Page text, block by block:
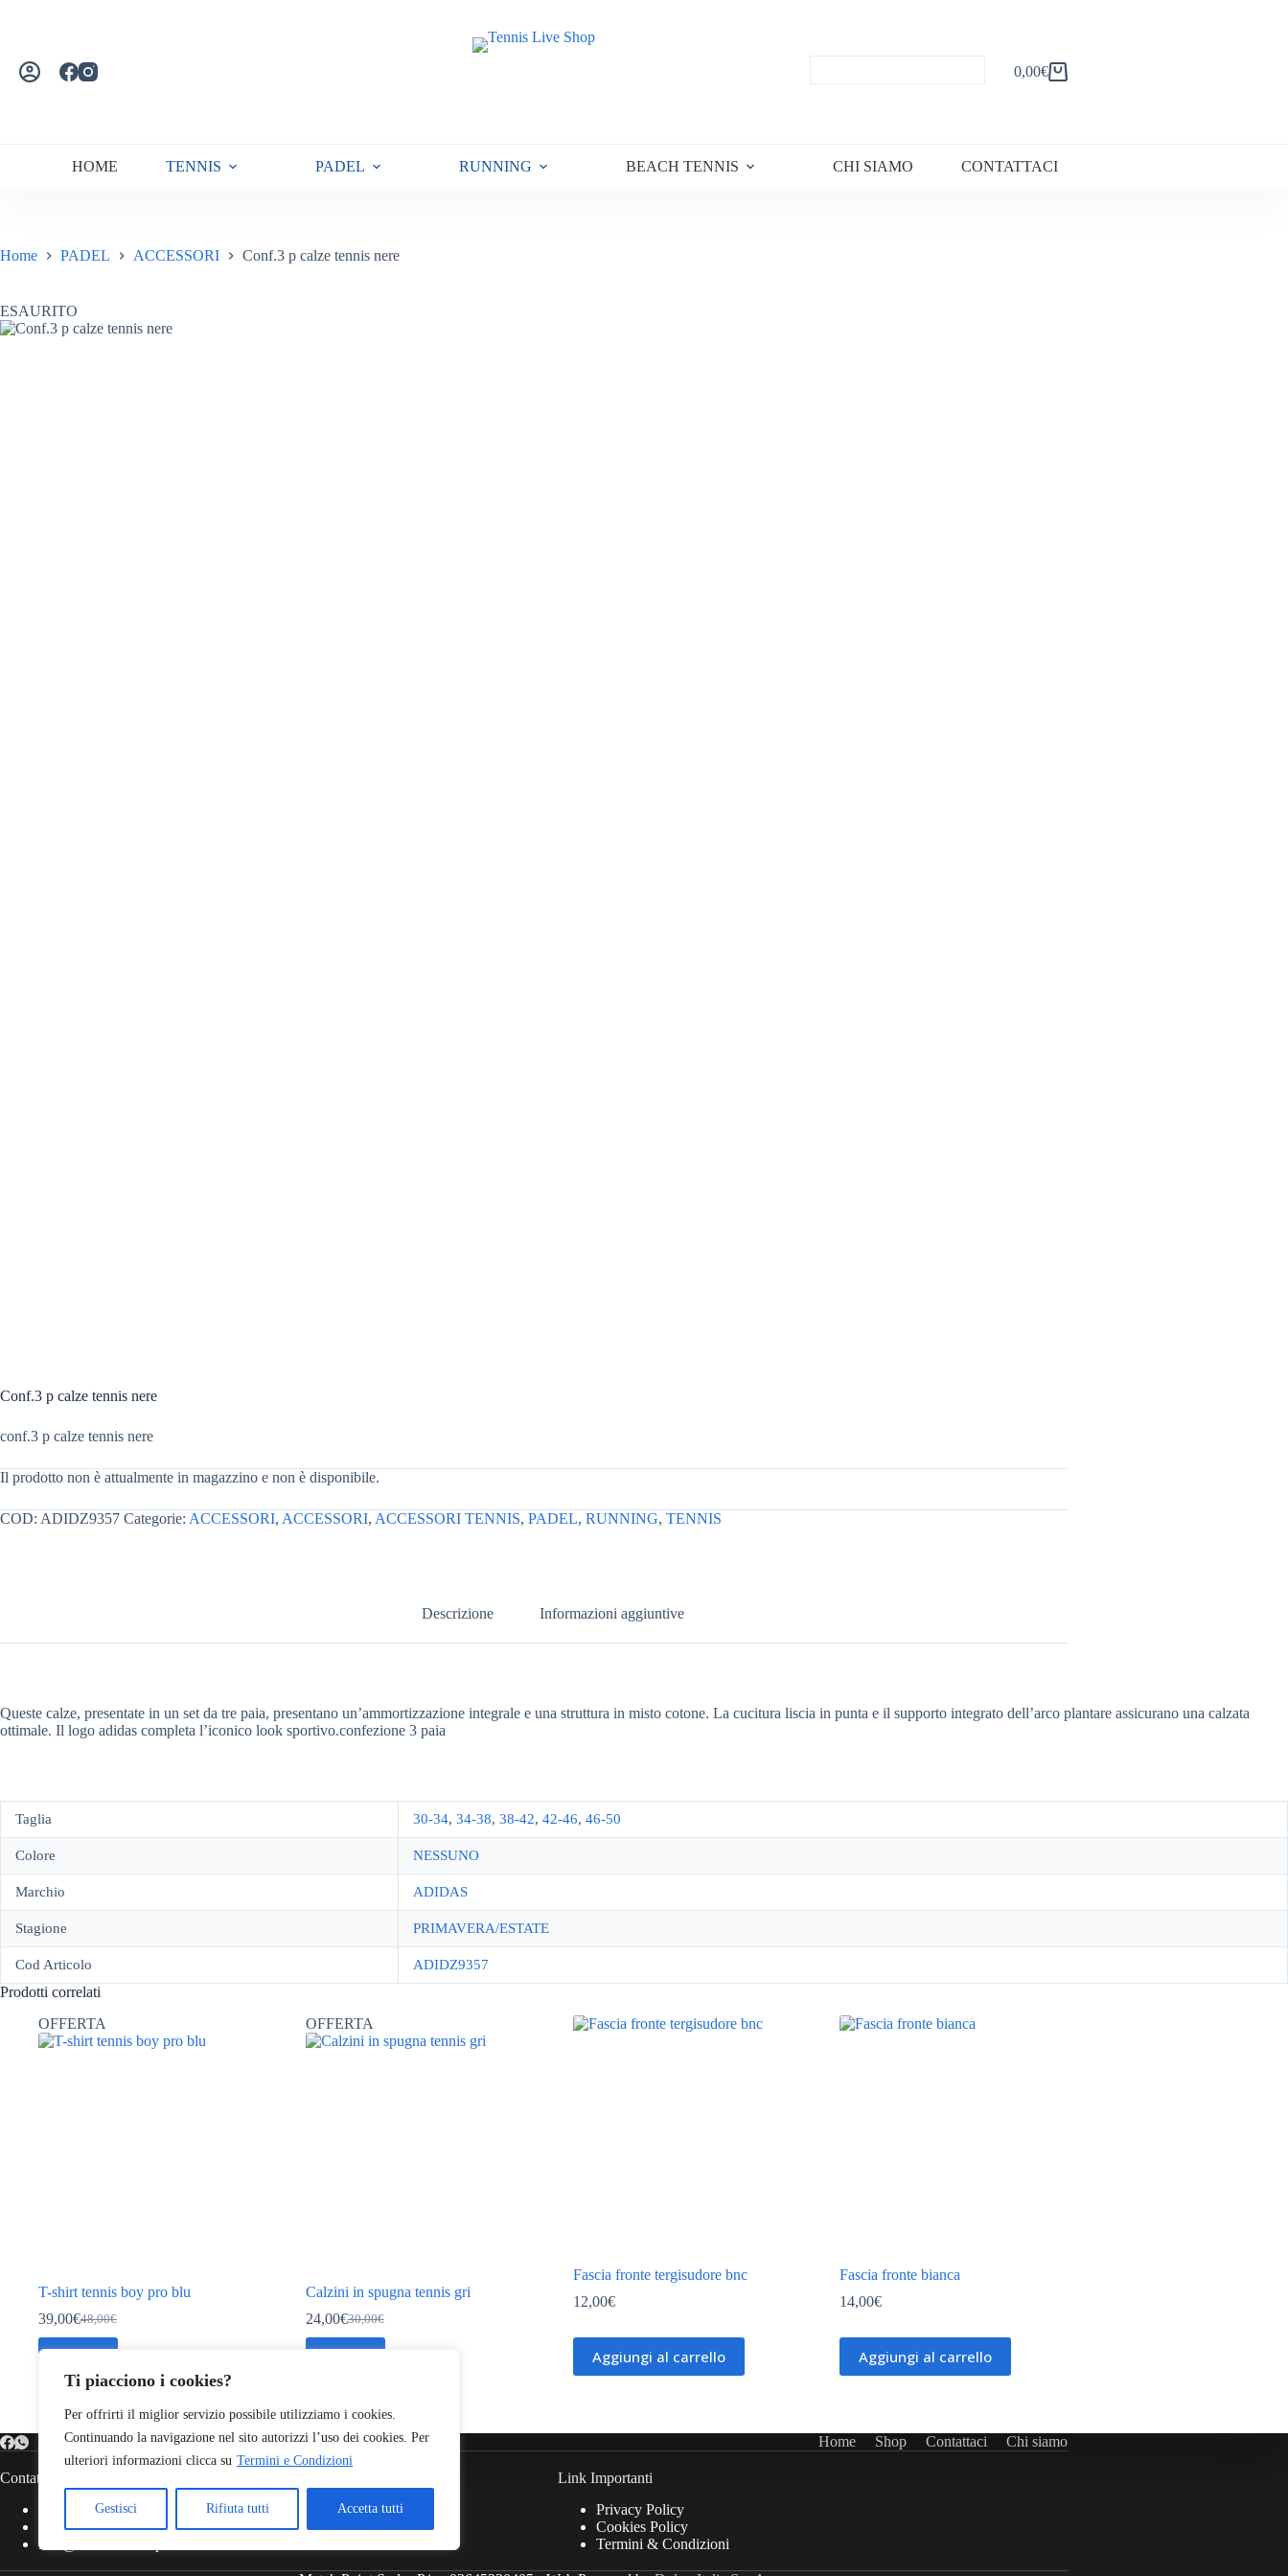
Ti piacciono i cookies?
Per offrirti il miglior servizio possibile utilizziamo i cookies.
Continuando la navigazione nel sito autorizzi l’uso dei cookies. Per
ulteriori informazioni clicca su Termini e Condizioni
Gestisci Rifiuta tutti Accetta tutti
Carrello
0,00€
HOME TENNIS PADEL RUNNING BEACH TENNIS CHI SIAMO CONTATTACI
Home PADEL ACCESSORI Conf.3 p calze tennis nere
ESAURITO
Conf.3 p calze tennis nere
conf.3 p calze tennis nere
Il prodotto non è attualmente in magazzino e non è disponibile.
COD: ADIDZ9357 Categorie: ACCESSORI, ACCESSORI, ACCESSORI TENNIS, PADEL, RUNNING, TENNIS
Descrizione Informazioni aggiuntive
Queste calze, presentate in un set da tre paia, presentano un’ammortizzazione integrale e una struttura in misto cotone. La cucitura liscia in punta e il supporto integrato dell’arco plantare assicurano una calzata
ottimale. Il logo adidas completa l’iconico look sportivo.confezione 3 paia
Taglia 30-34, 34-38, 38-42, 42-46, 46-50
Colore NESSUNO
Marchio ADIDAS
Stagione PRIMAVERA/ESTATE
Cod Articolo ADIDZ9357
Prodotti correlati
OFFERTA
T-shirt tennis boy pro blu
48,00€
Il
prezzo
era:
48,00€.
39,00€Il
prezzo
è:
39,00€.
Questo
varianti.
Le
opzioni
possono
essere
pagina
del
prodotto
OFFERTA
Calzini in spugna tennis gri
30,00€
Il
prezzo
24,00€Il
prezzo
Questo
varianti.
Le
possono
pagina
del
prodotto
Fascia fronte tergisudore bnc
12,00€
Aggiungi al carrello
Fascia fronte bianca
14,00€
Aggiungi al carrello
Home Shop Contattaci Chi siamo
Contatti
Viale Europa, 649 , Cesena
0547 20580
info@tennisliveshop.com
Account
Checkout
Link Importanti
Privacy Policy
Cookies Policy
Termini & Condizioni